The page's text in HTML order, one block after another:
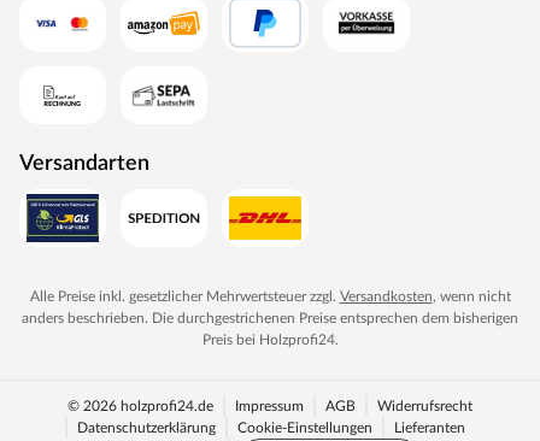
Versandarten
Alle Preise inkl. gesetzlicher Mehrwertsteuer zzgl. Versandkosten, wenn nicht
anders beschrieben. Die durchgestrichenen Preise entsprechen dem bisherigen
Preis bei Holzprofi24.
© 2026 holzprofi24.de Impressum AGB
Widerrufsrecht
Datenschutzerklärung
Cookie-Einstellungen Lieferanten